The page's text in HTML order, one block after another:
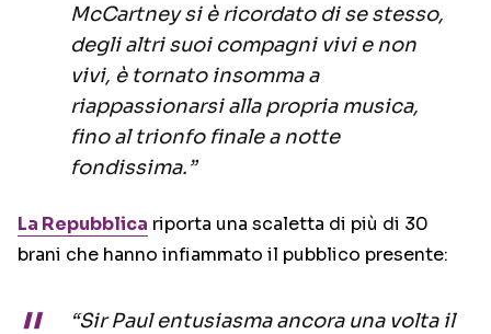
McCartney si è ricordato di se stesso,
degli altri suoi compagni vivi e non
vivi, è tornato insomma a
riappassionarsi alla propria musica,
fino al trionfo finale a notte
fondissima.”
La Repubblica riporta una scaletta di più di 30
brani che hanno infiammato il pubblico presente:
“Sir Paul entusiasma ancora una volta il